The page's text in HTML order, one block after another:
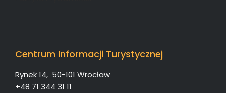
Centrum Informacji Turystycznej
Rynek 14, 50-101 Wrocław
+48 71 344 31 11